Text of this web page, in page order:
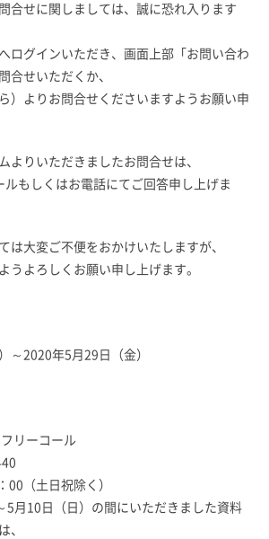
合せに関しましては、誠に恐れ入ります
ログインいただき、画面上部「お問い合わ
合せいただくか、
）よりお問合せくださいますようお願い申
よりいただきましたお問合せは、
ルもしくはお電話にてご回答申し上げま
は大変ご不便をおかけいたしますが、
うよろしくお願い申し上げます。
～2020年5月29日（金）
リーコール
（土日祝除く）
月10日（日）の間にいただきました資料
、